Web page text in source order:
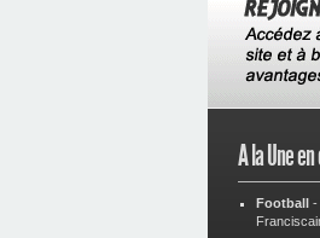
A la Une
Football -